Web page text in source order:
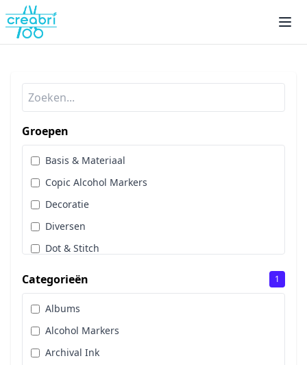
Groepen
Basis & Materiaal
Copic Alcohol Markers
Decoratie
Diversen
Dot & Stitch
Sale
Stans, Embos & Stencils
Stempels
Workshoppakket
Categorieën 1
Albums
Alcohol Markers
Archival Ink